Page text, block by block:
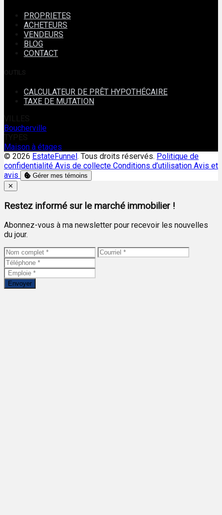
PROPRIETES
ACHETEURS
VENDEURS
BLOG
CONTACT
CALCULATEUR DE PRÊT HYPOTHÉCAIRE
TAXE DE MUTATION
Boucherville
Maison à étages
© 2026 EstateFunnel. Tous droits réservés. Politique de
confidentialité Avis de collecte Conditions d’utilisation Avis et
avis
Gérer mes témoins
Close
✕
Restez informé sur le marché immobilier !
Abonnez-vous à ma newsletter pour recevoir les nouvelles
du jour.
Envoyer